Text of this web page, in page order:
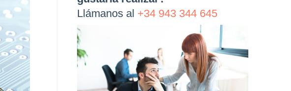
Llámanos al +34 943 344 645